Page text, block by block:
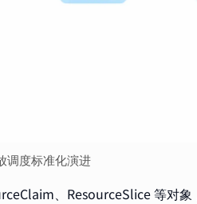
调度标准化演进
、ResourceSlice 等对